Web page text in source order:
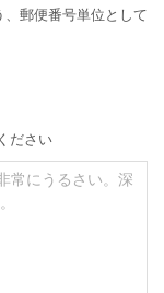
郵便番号単位として
ださい